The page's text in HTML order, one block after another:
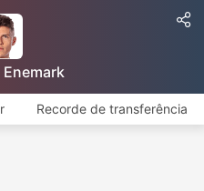
Recorde de transferência